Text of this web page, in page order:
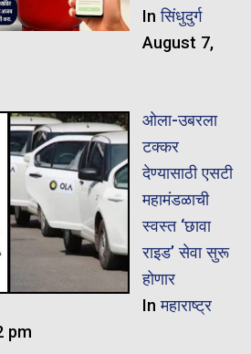
Inसिंधुदुर्ग
August 7,
ओला-उबरला
टक्कर
देण्यासाठी एसटी
महामंडळाची
स्वस्त ‘छावा
राइड’ सेवा सुरू
होणार
Inमहाराष्ट्र
pm